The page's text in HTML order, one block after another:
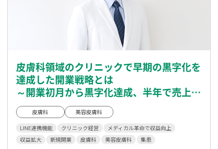
皮膚科領域のクリニックで早期の黒字化を
達成した開業戦略とは
～開業初月から黒字化達成、半年で売上約
2000万円を達成～
皮膚科 美容皮膚科
LINE連携機能 クリニック経営
メディカル革命で収益向上
収益拡大
新規開業 皮膚科 美容皮膚科 集患